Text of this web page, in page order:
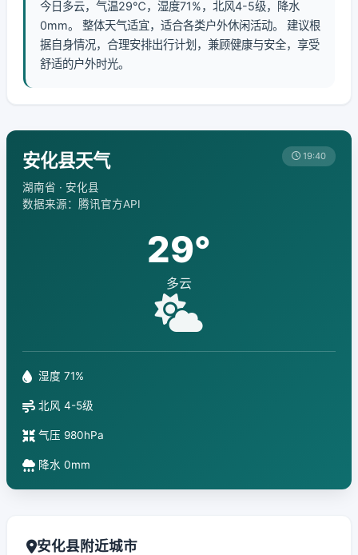
今日多云，气温29℃，湿度71%，北风4-5级，降水
0mm。 整体天气适宜，适合各类户外休闲活动。 建议根
据自身情况，合理安排出行计划，兼顾健康与安全，享受
舒适的户外时光。
安化县天气
湖南省 · 安化县
数据来源：腾讯官方API
19:40
29°
多云
湿度 71%
北风 4-5级
气压 980hPa
降水 0mm
安化县附近城市